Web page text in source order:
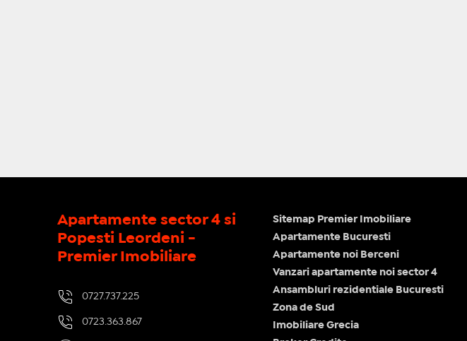
Apartamente sector 4 si
Popesti Leordeni -
Premier Imobiliare
0727.737.225
0723.363.867
Sitemap Premier Imobiliare
Apartamente Bucuresti
Apartamente noi Berceni
Vanzari apartamente noi sector 4
Ansambluri rezidentiale Bucuresti
Zona de Sud
Imobiliare Grecia